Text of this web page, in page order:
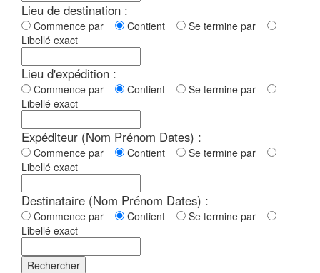
Lieu de destination :
Commence par Contient
Se termine par
Libellé exact
Lieu d'expédition :
Commence par Contient
Se termine par
Libellé exact
Expéditeur (Nom Prénom Dates) :
Commence par Contient
Se termine par
Libellé exact
Destinataire (Nom Prénom Dates) :
Commence par Contient
Se termine par
Libellé exact
Rechercher